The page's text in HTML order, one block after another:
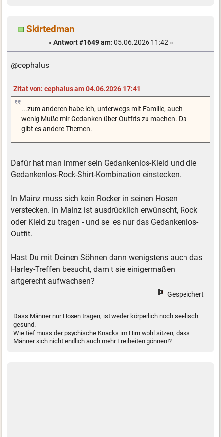
Skirtedman
« Antwort #1649 am: 05.06.2026 11:42 »
@cephalus
Zitat von: cephalus am 04.06.2026 17:41
...zum anderen habe ich, unterwegs mit Familie, auch
wenig Muße mir Gedanken über Outfits zu machen. Da
gibt es andere Themen.
Dafür hat man immer sein Gedankenlos-Kleid und die
Gedankenlos-Rock-Shirt-Kombination einstecken.
In Mainz muss sich kein Rocker in seinen Hosen
verstecken. In Mainz ist ausdrücklich erwünscht, Rock
oder Kleid zu tragen - und sei es nur das Gedankenlos-
Outfit.
Hast Du mit Deinen Söhnen dann wenigstens auch das
Harley-Treffen besucht, damit sie einigermaßen
artgerecht aufwachsen?
Gespeichert
Dass Männer nur Hosen tragen, ist weder körperlich noch seelisch
gesund.
Wie tief muss der psychische Knacks im Hirn wohl sitzen, dass
Männer sich nicht endlich auch mehr Freiheiten gönnen!?